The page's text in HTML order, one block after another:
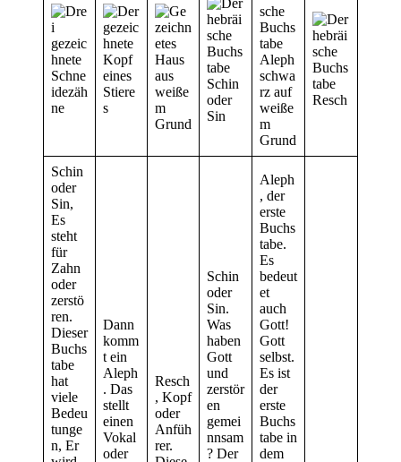
Schin
oder
Sin,
Es
steht
für
Zahn
oder
zerstö
ren.
Dieser
Buchs
tabe
hat
viele
Bedeu
tunge
n, Er
Dann
komm
t ein
Aleph
. Das
stellt
einen
Vokal
oder
Resch
, Kopf
oder
Anfüh
rer.
Schin
oder
Sin.
Was
haben
Gott
und
zerstör
en
gemei
nnsam
? Der
Aleph
, der
erste
Buchs
tabe.
Es
bedeut
et
auch
Gott!
Gott
selbst.
Es ist
der
erste
Buchs
tabe in
dem